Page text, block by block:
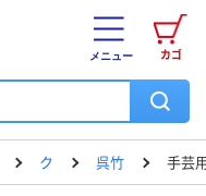
カゴ
メニュー
ク 呉竹 手芸